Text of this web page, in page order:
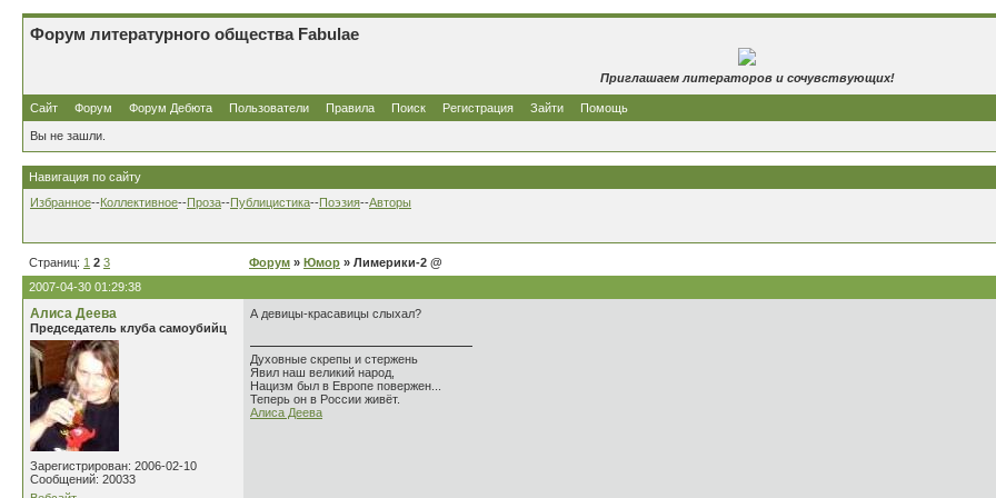
Форум литературного общества Fabulae
Приглашаем литераторов и сочувствующих!
Сайт Форум Форум Дебюта Пользователи Правила Поиск Регистрация Зайти Помощь
Вы не зашли.
Навигация по сайту
Избранное--Коллективное--Проза--Публицистика--Поэзия--Авторы
Страниц: 1 2 3 Форум » Юмор » Лимерики-2 @
2007-04-30 01:29:38
Алиса Деева
Председатель клуба самоубийц
Зарегистрирован: 2006-02-10
Сообщений: 20033
А девицы-красавицы слыхал?
Духовные скрепы и стержень
Явил наш великий народ,
Нацизм был в Европе повержен...
Теперь он в России живёт.
Алиса Деева